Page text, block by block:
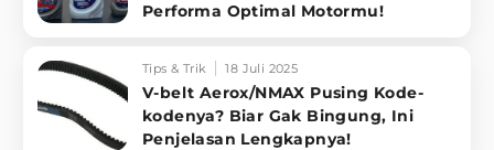
Performa Optimal Motormu!
Tips & Trik 18 Juli 2025
V-belt Aerox/NMAX Pusing Kode-
kodenya? Biar Gak Bingung, Ini
Penjelasan Lengkapnya!